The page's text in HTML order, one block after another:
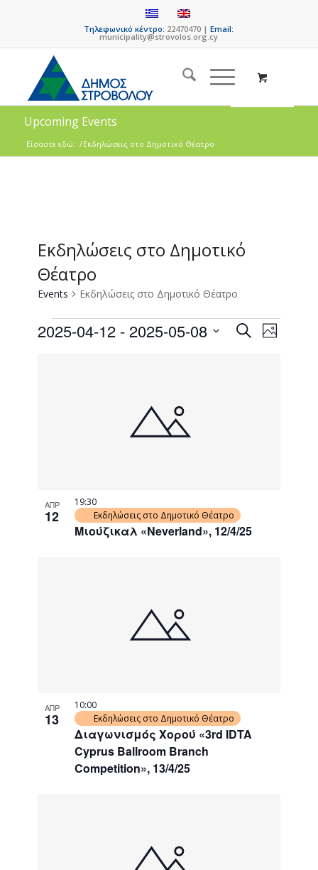
Τηλεφωνικό κέντρο: 22470470 |Email:
municipality@strovolos.org.cy
Upcoming Events
Είσαστε εδώ: /Εκδηλώσεις στο Δημοτικό Θέατρο
Εκδηλώσεις στο Δημοτικό
Θέατρο
Events Εκδηλώσεις στο Δημοτικό Θέατρο
Events
SearchEvent
Views
Photo
2025-04-12 - 2025-05-08
ΑΠΡ
12
Μιούζικαλ «Neverland», 12/4/25
19:30
Εκδηλώσεις στο Δημοτικό Θέατρο
ΑΠΡ
13
Διαγωνισμός Χορού «3rd IDTA
Cyprus Ballroom Branch
Competition», 13/4/25
10:00
Εκδηλώσεις στο Δημοτικό Θέατρο